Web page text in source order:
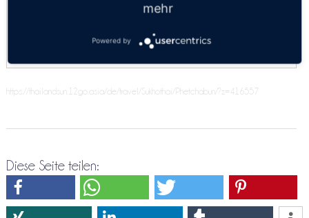
https://thailandsun.12go.asia/de/travel/Sukhothai/Phetchabun/?z=416557
Diese Seite teilen:
mehr
Powered by